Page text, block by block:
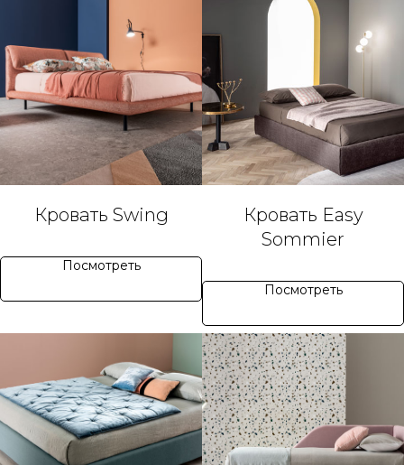
Кровать Swing
Посмотреть
Кровать Easy
Sommier
Посмотреть